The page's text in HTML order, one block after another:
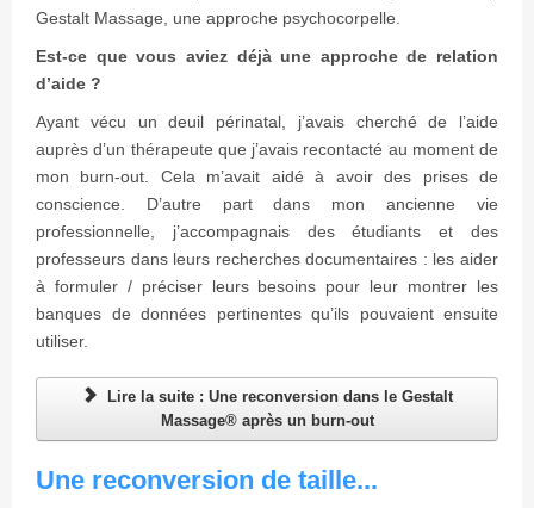
Gestalt Massage, une approche psychocorpelle.
Est-ce que vous aviez déjà une approche de relation
d’aide ?
Ayant vécu un deuil périnatal, j’avais cherché de l’aide
auprès d’un thérapeute que j’avais recontacté au moment de
mon burn-out. Cela m’avait aidé à avoir des prises de
conscience. D’autre part dans mon ancienne vie
professionnelle, j’accompagnais des étudiants et des
professeurs dans leurs recherches documentaires : les aider
à formuler / préciser leurs besoins pour leur montrer les
banques de données pertinentes qu’ils pouvaient ensuite
utiliser.
Lire la suite : Une reconversion dans le Gestalt
Massage® après un burn-out
Une reconversion de taille...